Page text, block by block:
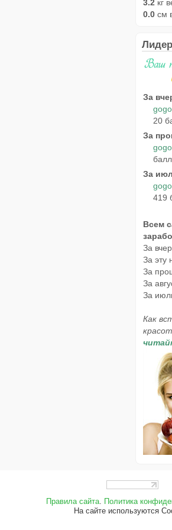
3.2 кг
0.0 см
За
20
За
За
419
Всем
За
За эту
За
За
За
Как
Правила сайта. Политика
На сайте используются